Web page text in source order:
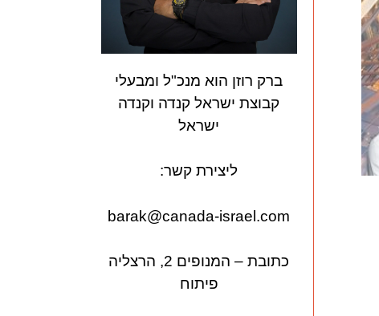
ברק רוזן הוא מנכ"ל ומבעלי
קבוצת ישראל קנדה וקנדה
ישראל
ליצירת קשר:
barak@canada-israel.com
כתובת – המנופים 2, הרצליה
פיתוח